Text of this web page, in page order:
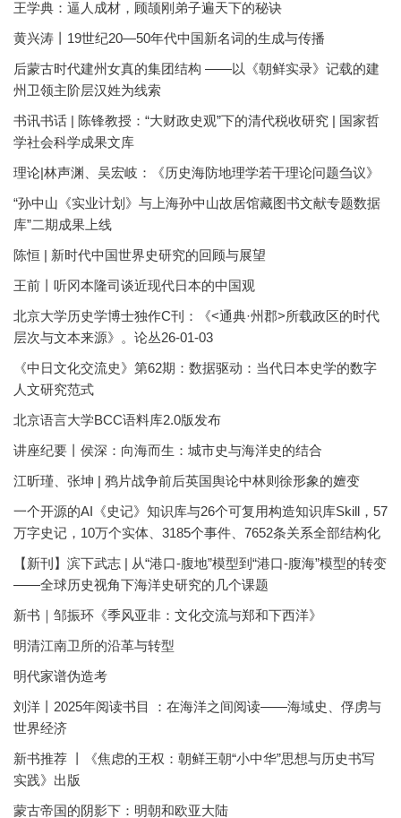
王学典：逼人成材，顾颉刚弟子遍天下的秘诀
黄兴涛丨19世纪20—50年代中国新名词的生成与传播
后蒙古时代建州女真的集团结构 ——以《朝鲜实录》记载的建
州卫领主阶层汉姓为线索
书讯书话 | 陈锋教授：“大财政史观”下的清代税收研究 | 国家哲
学社会科学成果文库
理论|林声渊、吴宏岐：《历史海防地理学若干理论问题刍议》
“孙中山《实业计划》与上海孙中山故居馆藏图书文献专题数据
库”二期成果上线
陈恒 | 新时代中国世界史研究的回顾与展望
王前丨听冈本隆司谈近现代日本的中国观
北京大学历史学博士独作C刊：《<通典·州郡>所载政区的时代
层次与文本来源》。论丛26-01-03
《中日文化交流史》第62期：数据驱动：当代日本史学的数字
人文研究范式
北京语言大学BCC语料库2.0版发布
讲座纪要丨侯深：向海而生：城市史与海洋史的结合
江昕瑾、张坤 | 鸦片战争前后英国舆论中林则徐形象的嬗变
一个开源的AI《史记》知识库与26个可复用构造知识库Skill，57
万字史记，10万个实体、3185个事件、7652条关系全部结构化
【新刊】滨下武志 | 从“港口-腹地”模型到“港口-腹海”模型的转变
——全球历史视角下海洋史研究的几个课题
新书｜邹振环《季风亚非：文化交流与郑和下西洋》
明清江南卫所的沿革与转型
明代家谱伪造考
刘洋丨2025年阅读书目 ：在海洋之间阅读——海域史、俘虏与
世界经济
新书推荐 丨《焦虑的王权：朝鲜王朝“小中华”思想与历史书写
实践》出版
蒙古帝国的阴影下：明朝和欧亚大陆